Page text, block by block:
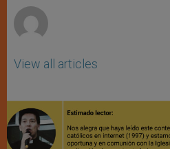
View all articles